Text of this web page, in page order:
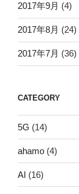
2017年9月 (4)
2017年8月 (24)
2017年7月 (36)
CATEGORY
5G (14)
ahamo (4)
AI (16)